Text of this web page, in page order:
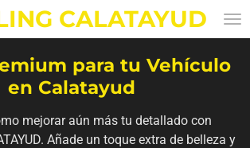
CALATAYUD
para tu Vehículo
en Calatayud
mejorar aún más tu detallado con
Añade un toque extra de belleza y